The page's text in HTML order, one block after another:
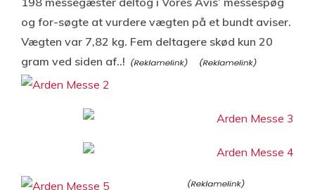
og for-søgte at vurdere vægten på et bundt aviser.
Vægten var 7,82 kg. Fem deltagere skød kun 20
gram ved siden af..!